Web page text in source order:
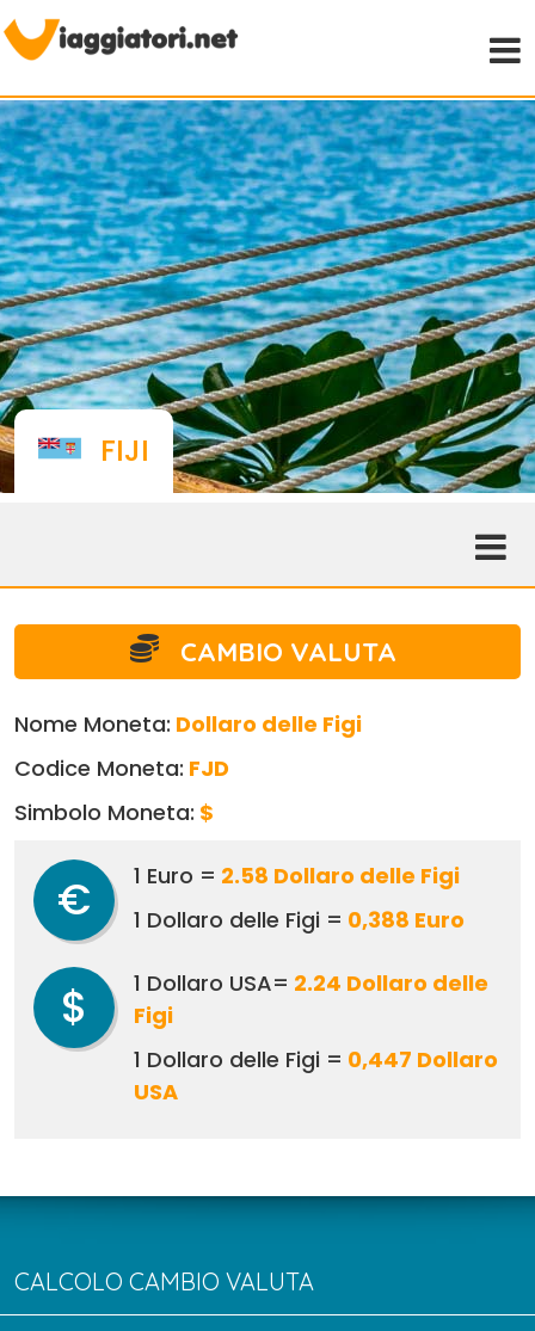
FIJI
CAMBIO VALUTA
Nome Moneta: Dollaro delle Figi
Codice Moneta: FJD
Simbolo Moneta: $
€ 1 Euro = 2.58 Dollaro delle Figi
1 Dollaro delle Figi = 0,388 Euro
$ 1 Dollaro USA= 2.24 Dollaro delle
Figi
1 Dollaro delle Figi = 0,447 Dollaro
USA
CALCOLO CAMBIO VALUTA